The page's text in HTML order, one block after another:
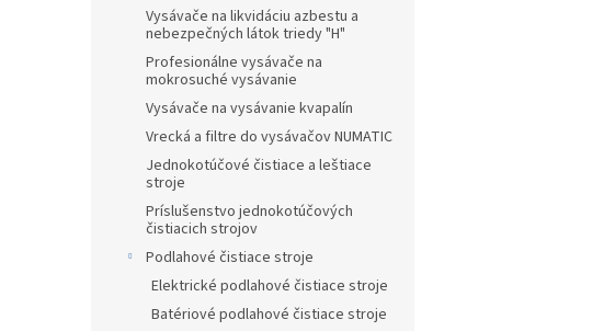
Vysávače na likvidáciu azbestu a
nebezpečných látok triedy "H"
Profesionálne vysávače na
mokrosuché vysávanie
Vysávače na vysávanie kvapalín
Vrecká a filtre do vysávačov NUMATIC
Jednokotúčové čistiace a leštiace
stroje
Príslušenstvo jednokotúčových
čistiacich strojov
Podlahové čistiace stroje
Elektrické podlahové čistiace stroje
Batériové podlahové čistiace stroje